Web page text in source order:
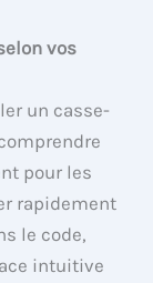
vos
un casse-
pour les
rapidement
le code,
intuitive